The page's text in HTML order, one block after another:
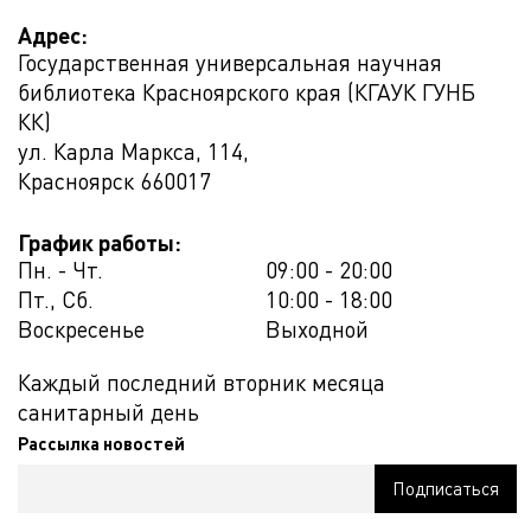
Адрес:
Государственная универсальная научная
библиотека Красноярского края (КГАУК ГУНБ
КК)
ул. Карла Маркса, 114,
Красноярск 660017
График работы:
Пн. - Чт.
09:00 - 20:00
Пт., Сб.
10:00 - 18:00
Воскресенье
Выходной
Каждый последний вторник месяца
санитарный день
Рассылка новостей